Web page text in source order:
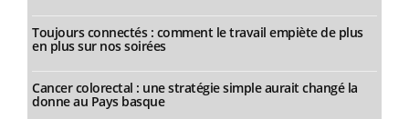
Toujours connectés : comment le travail empiète de plus
en plus sur nos soirées
Cancer colorectal : une stratégie simple aurait changé la
donne au Pays basque